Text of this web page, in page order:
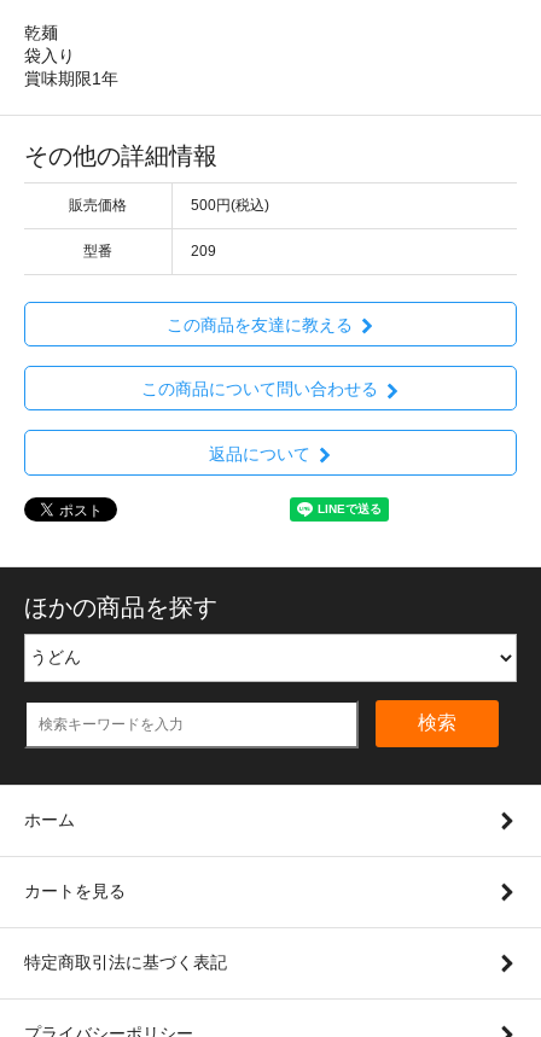
乾麺
袋入り
賞味期限1年
その他の詳細情報
販売価格 500円(税込)
型番 209
この商品を友達に教える
この商品について問い合わせる
返品について
ほかの商品を探す
検索
ホーム
カートを見る
特定商取引法に基づく表記
プライバシーポリシー